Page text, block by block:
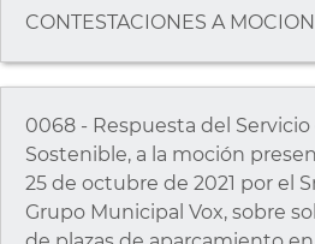
CONTESTACIONES A
0068 - Respuesta del
Sostenible, a la moción
25 de octubre de 2021 por el
Grupo Municipal Vox, sobre